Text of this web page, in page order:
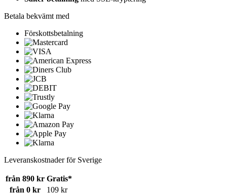
Betala bekvämt med
Förskottsbetalning
Leveranskostnader för Sverige
från 890 kr Gratis*
från 0 kr
109 kr